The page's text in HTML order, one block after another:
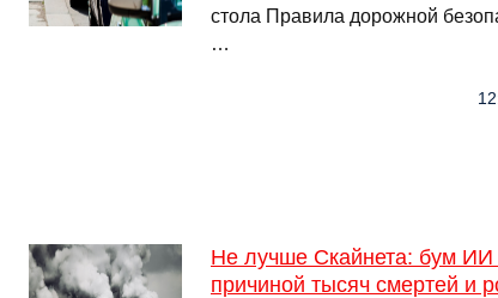
стола Правила дорожной
…
Не лучше Скайнета: бум
причиной тысяч смертей и